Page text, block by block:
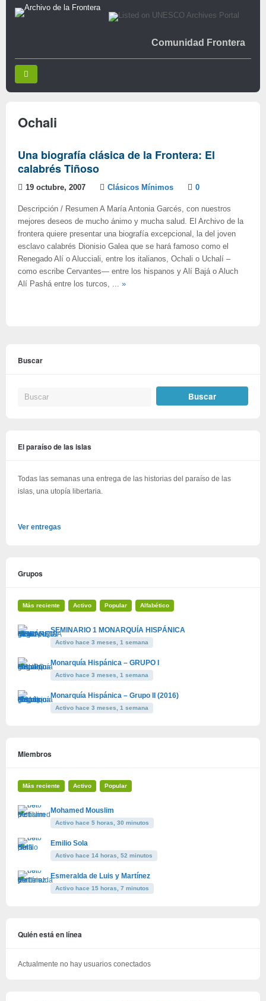
Comunidad Frontera
Ochali
Una biografía clásica de la Frontera: El
calabrés Tiñoso
19 octubre, 2007 Clásicos Mínimos 0
Descripción / Resumen A María Antonia Garcés, con nuestros
mejores deseos de mucho ánimo y mucha salud. El Archivo de la
frontera quiere presentar una biografía excepcional, la del joven
esclavo calabrés Dionisio Galea que se hará famoso como el
Renegado Alí o Alucciali, entre los italianos, Ochali o Uchalí –
como escribe Cervantes— entre los hispanos y Alí Bajá o Aluch
Alí Pashá entre los turcos, ... »
Buscar
El paraíso de las islas
Todas las semanas una entrega de las historias del paraíso de las
islas, una utopía libertaria.
Ver entregas
Grupos
Más reciente Activo Popular Alfabético
SEMINARIO 1 MONARQUÍA HISPÁNICA
Activo hace 3 meses, 1 semana
Monarquía Hispánica – GRUPO I
Activo hace 3 meses, 1 semana
Monarquía Hispánica – Grupo II (2016)
Activo hace 3 meses, 1 semana
Miembros
Más reciente Activo Popular
Mohamed Mouslim
Activo hace 5 horas, 30 minutos
Emilio Sola
Activo hace 14 horas, 52 minutos
Esmeralda de Luis y Martínez
Activo hace 15 horas, 7 minutos
Quién está en línea
Actualmente no hay usuarios conectados